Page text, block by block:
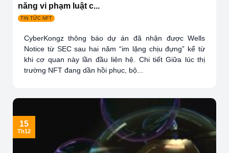
năng vi phạm luật c...
TIN TỨC NFT
CyberKongz thông báo dự án đã nhận được Wells
Notice từ SEC sau hai năm “im lặng chịu đựng” kể từ
khi cơ quan này lần đầu liên hệ. Chi tiết Giữa lúc thị
trường NFT đang dần hồi phục, bộ...
15
Th12